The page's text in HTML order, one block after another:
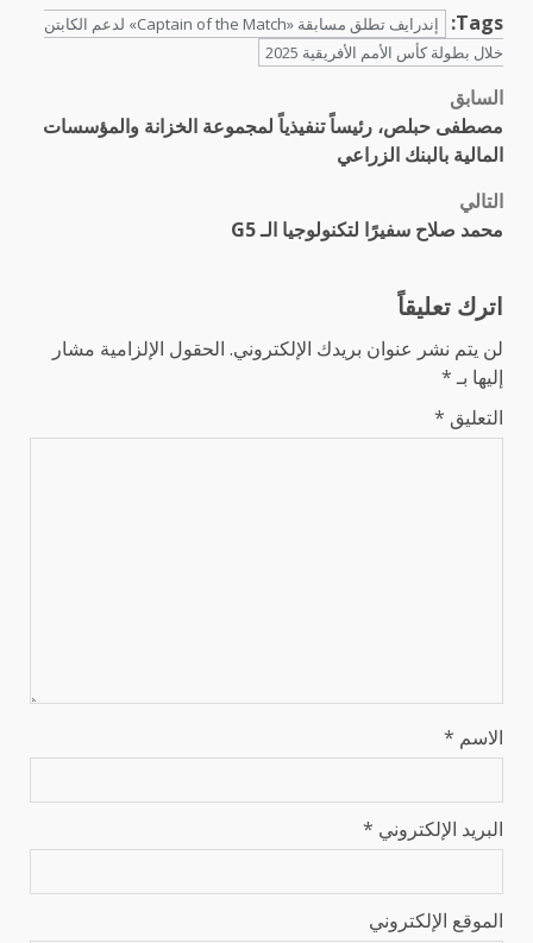
Tags:
إندرايف تطلق مسابقة «Captain of the Match» لدعم الكابتن
خلال بطولة كأس الأمم الأفريقية 2025
تصفّح
المقالات
السابق
مصطفى حبلص، رئيساً تنفيذياً لمجموعة الخزانة والمؤسسات
المالية بالبنك الزراعي
التالي
محمد صلاح سفيرًا لتكنولوجيا الـ G5
اترك تعليقاً
لن يتم نشر عنوان بريدك الإلكتروني. الحقول الإلزامية مشار
إليها بـ*
التعليق *
الاسم *
البريد الإلكتروني *
الموقع الإلكتروني